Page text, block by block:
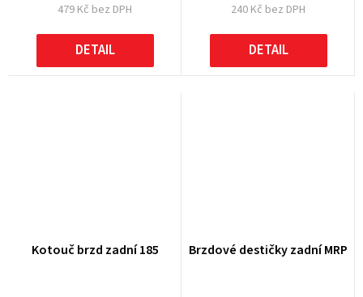
479 Kč bez DPH
DETAIL
240 Kč bez DPH
DETAIL
Kotouč brzd zadní 185 Brzdové destičky zadní MRP